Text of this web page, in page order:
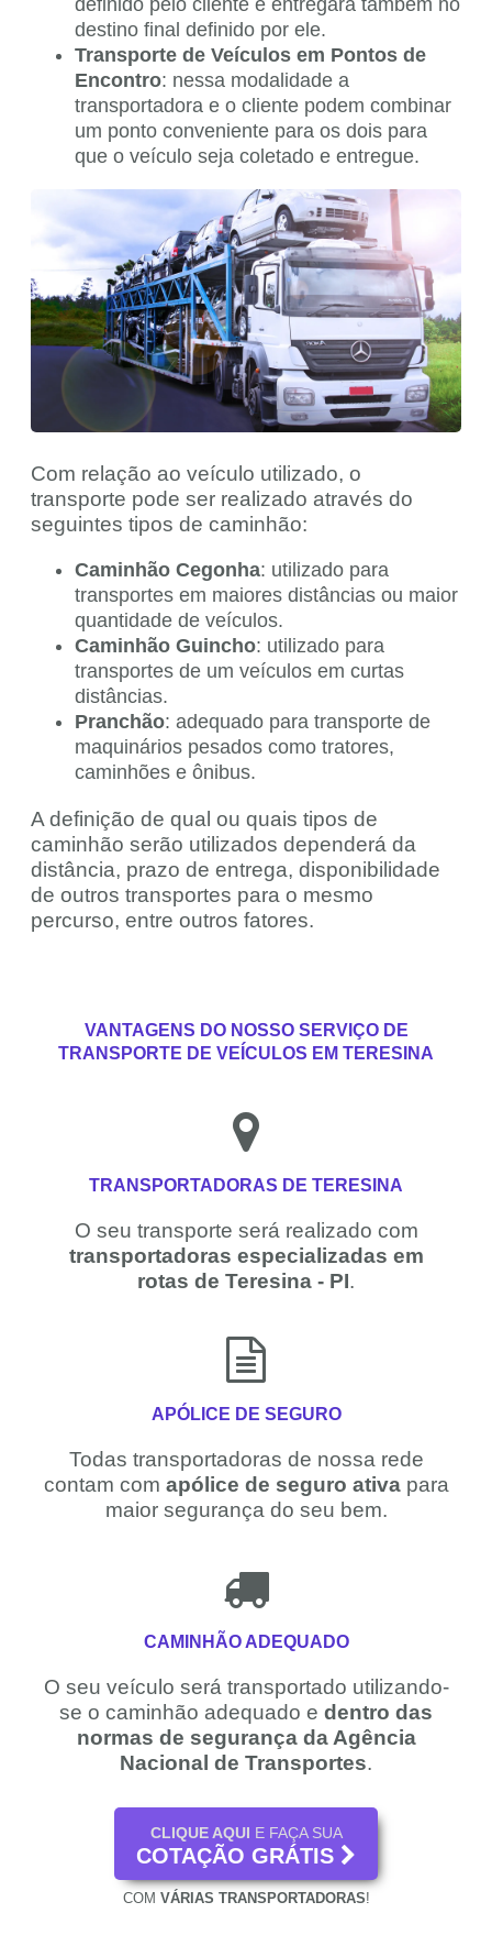
definido pelo cliente e entregará também no
destino final definido por ele.
Transporte de Veículos em Pontos de
Encontro: nessa modalidade a
transportadora e o cliente podem combinar
um ponto conveniente para os dois para
que o veículo seja coletado e entregue.
Com relação ao veículo utilizado, o
transporte pode ser realizado através do
seguintes tipos de caminhão:
Caminhão Cegonha: utilizado para
transportes em maiores distâncias ou maior
quantidade de veículos.
Caminhão Guincho: utilizado para
transportes de um veículos em curtas
distâncias.
Pranchão: adequado para transporte de
maquinários pesados como tratores,
caminhões e ônibus.
A definição de qual ou quais tipos de
caminhão serão utilizados dependerá da
distância, prazo de entrega, disponibilidade
de outros transportes para o mesmo
percurso, entre outros fatores.
VANTAGENS DO NOSSO SERVIÇO DE
TRANSPORTE DE VEÍCULOS EM TERESINA
TRANSPORTADORAS DE TERESINA
O seu transporte será realizado com
transportadoras especializadas em
rotas de Teresina - PI.
APÓLICE DE SEGURO
Todas transportadoras de nossa rede
contam com apólice de seguro ativapara
maior segurança do seu bem.
CAMINHÃO ADEQUADO
O seu veículo será transportado utilizando-
se o caminhão adequado e dentro das
normas de segurança da Agência
Nacional de Transportes.
CLIQUE AQUI E FAÇA SUA
COTAÇÃO GRÁTIS
COM VÁRIAS TRANSPORTADORAS!